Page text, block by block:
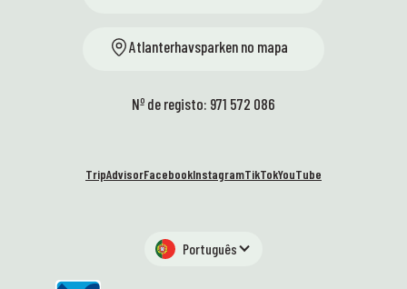
Atlanterhavsparken no mapa
Nº de registo: 971 572 086
TripAdvisorFacebookInstagramTikTokYouTube
Português